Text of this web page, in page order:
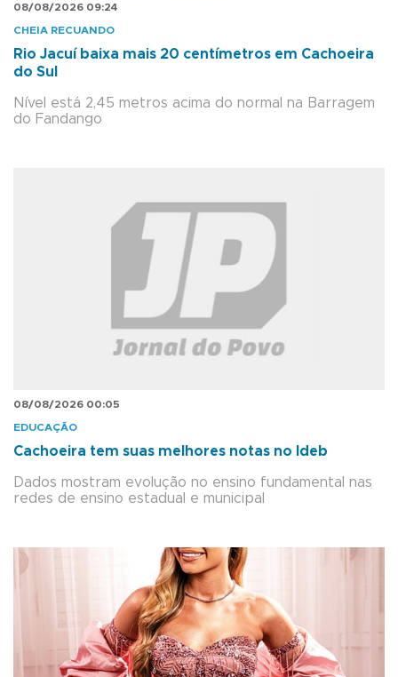
08/08/2026 09:24
CHEIA RECUANDO
Rio Jacuí baixa mais 20 centímetros em Cachoeira
do Sul
Nível está 2,45 metros acima do normal na Barragem
do Fandango
08/08/2026 00:05
EDUCAÇÃO
Cachoeira tem suas melhores notas no Ideb
Dados mostram evolução no ensino fundamental nas
redes de ensino estadual e municipal